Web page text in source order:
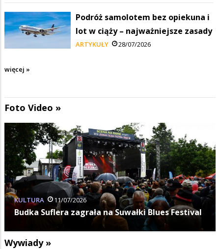
Podróż samolotem bez opiekuna i
lot w ciąży – najważniejsze zasady
ARTYKUŁY 28/07/2026
więcej »
Foto Video »
Z ŻYCIA MIASTA 10/07/2026
W całym mieście gra Suwałki Blues Festival
Wywiady »